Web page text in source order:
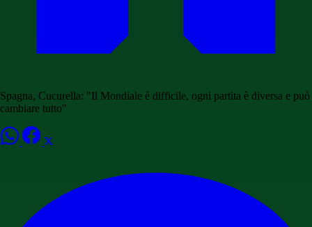
Spagna, Cucurella: "Il Mondiale è difficile, ogni partita è diversa e può
cambiare tutto"